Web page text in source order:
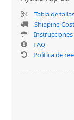
Tabla de tallas
Shipping
FAQ
Política de